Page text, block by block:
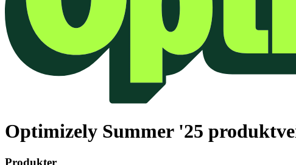
Optimizely Summer '25
Produkter